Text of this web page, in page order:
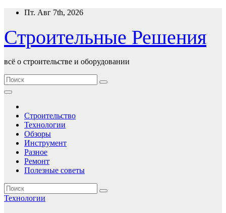
Перейти
содержимому
Пт. Авг 7th, 2026
Строительные Решения
всё о строительстве и оборудовании
Строительство
Технологии
Обзоры
Инструмент
Разное
Ремонт
Полезные советы
Технологии